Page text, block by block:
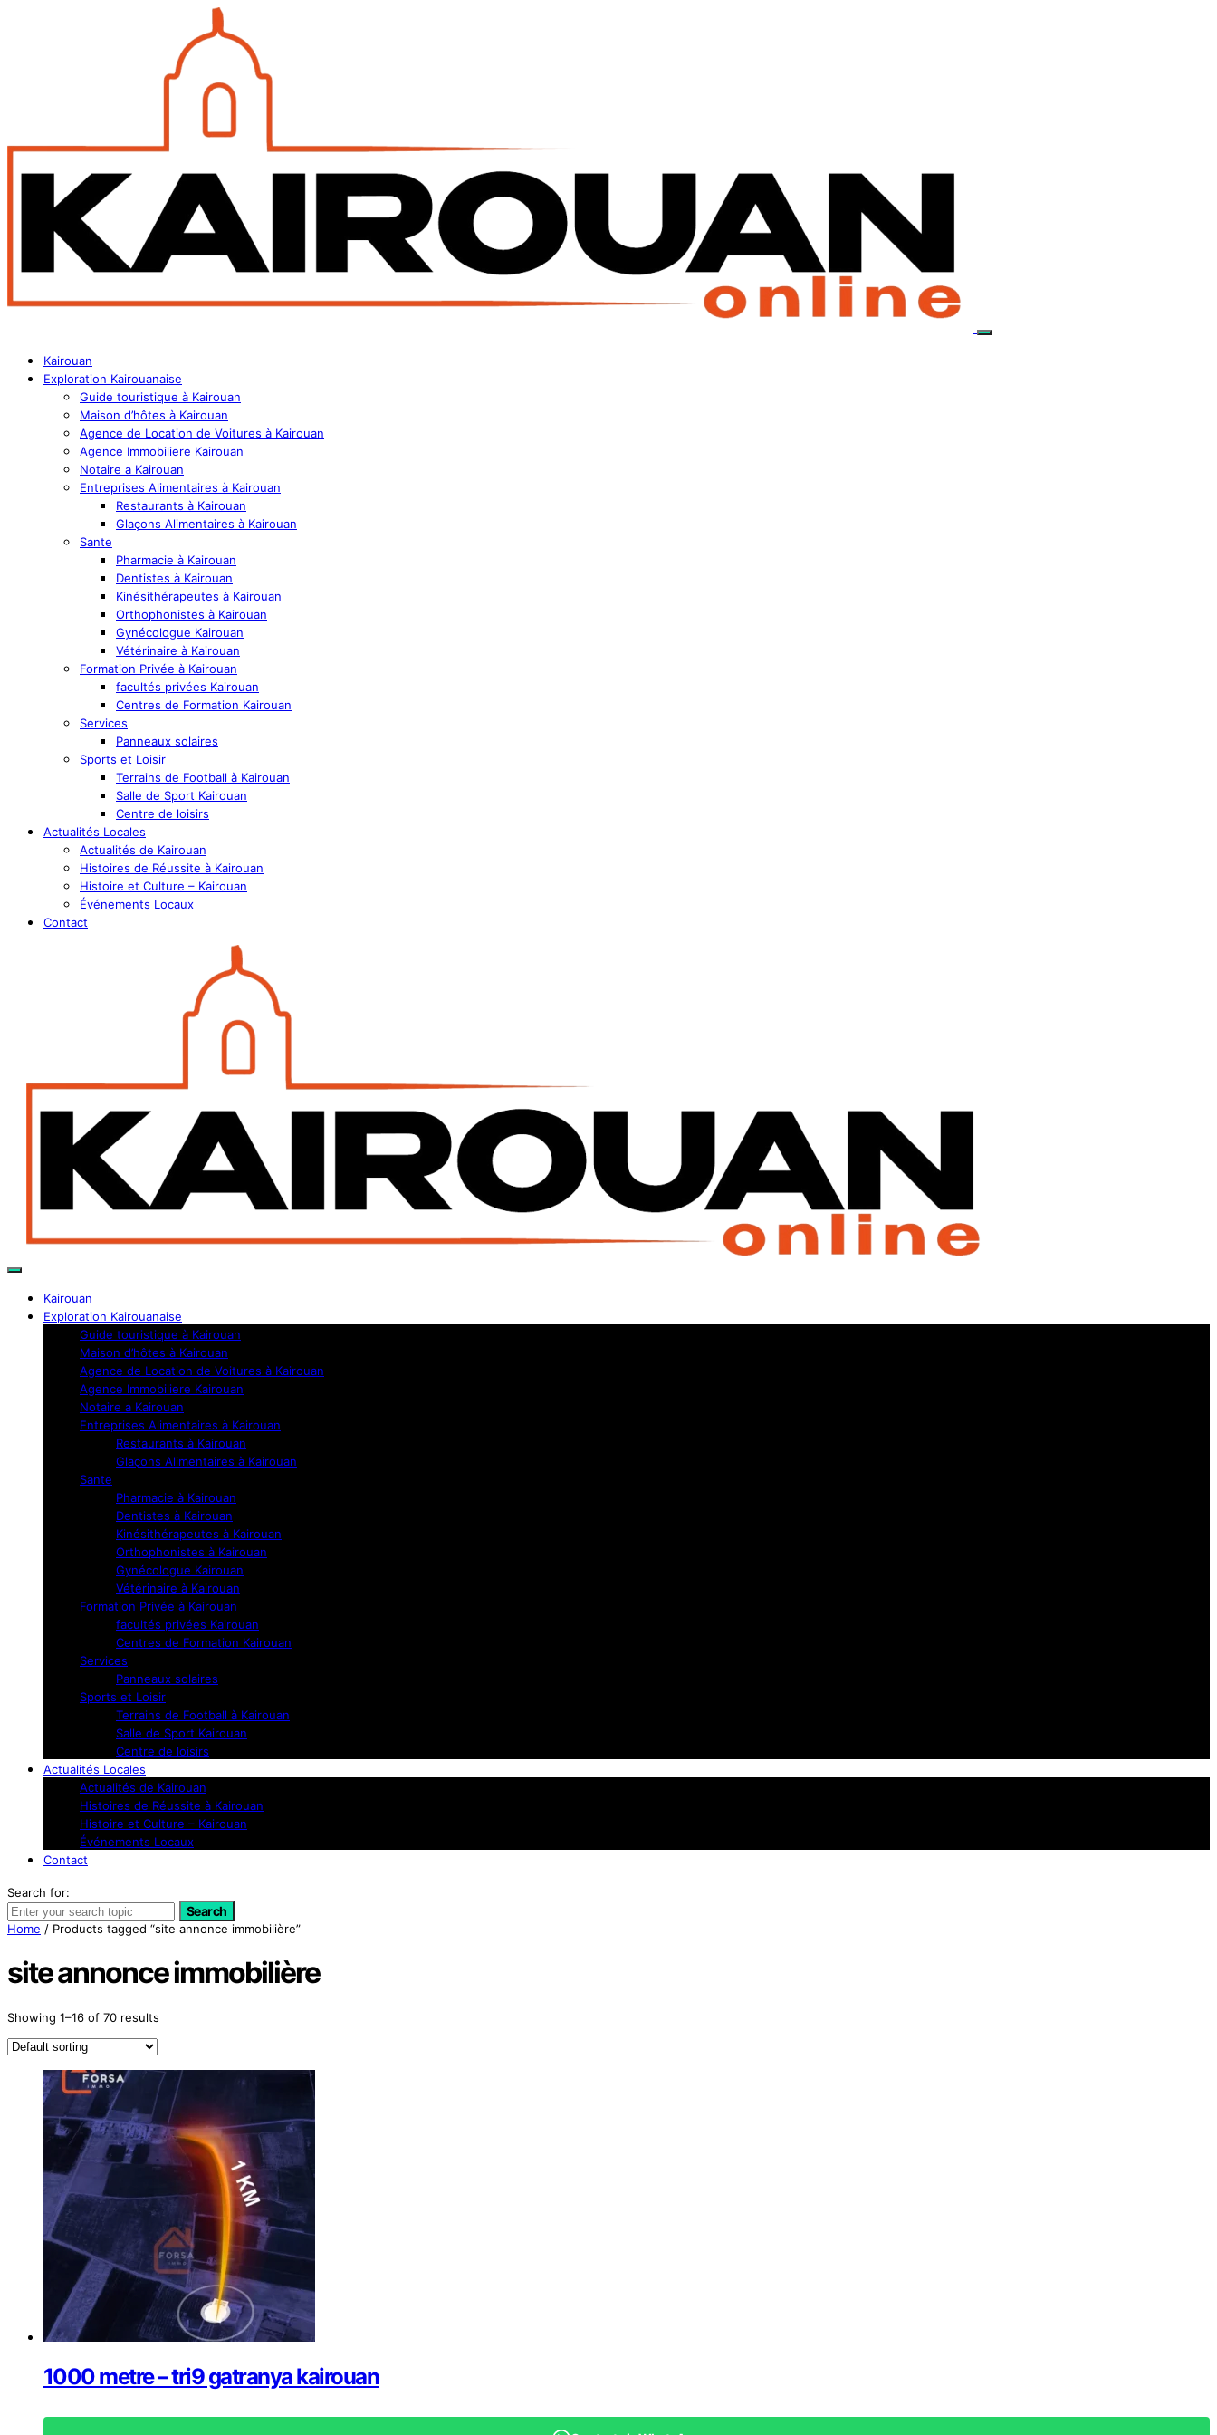
Kairouan
Exploration Kairouanaise
Guide touristique à Kairouan
Maison d’hôtes à Kairouan
Agence de Location de Voitures à Kairouan
Agence Immobiliere Kairouan
Notaire a Kairouan
Entreprises Alimentaires à Kairouan
Restaurants à Kairouan
Glaçons Alimentaires à Kairouan
Sante
Pharmacie à Kairouan
Dentistes à Kairouan
Kinésithérapeutes à Kairouan
Orthophonistes à Kairouan
Gynécologue Kairouan
Vétérinaire à Kairouan
Formation Privée à Kairouan
facultés privées Kairouan
Centres de Formation Kairouan
Services
Panneaux solaires
Sports et Loisir
Terrains de Football à Kairouan
Salle de Sport Kairouan
Centre de loisirs
Actualités Locales
Actualités de Kairouan
Histoires de Réussite à Kairouan
Histoire et Culture – Kairouan
Événements Locaux
Contact
Kairouan
Exploration Kairouanaise
Guide touristique à Kairouan
Maison d’hôtes à Kairouan
Agence de Location de Voitures à Kairouan
Agence Immobiliere Kairouan
Notaire a Kairouan
Entreprises Alimentaires à Kairouan
Restaurants à Kairouan
Glaçons Alimentaires à Kairouan
Sante
Pharmacie à Kairouan
Dentistes à Kairouan
Kinésithérapeutes à Kairouan
Orthophonistes à Kairouan
Gynécologue Kairouan
Vétérinaire à Kairouan
Formation Privée à Kairouan
facultés privées Kairouan
Centres de Formation Kairouan
Services
Panneaux solaires
Sports et Loisir
Terrains de Football à Kairouan
Salle de Sport Kairouan
Centre de loisirs
Actualités Locales
Actualités de Kairouan
Histoires de Réussite à Kairouan
Histoire et Culture – Kairouan
Événements Locaux
Contact
Search for:
Search
Home / Products tagged “site annonce immobilière”
site annonce immobilière
Showing 1–16 of 70 results
1000 metre – tri9 gatranya kairouan